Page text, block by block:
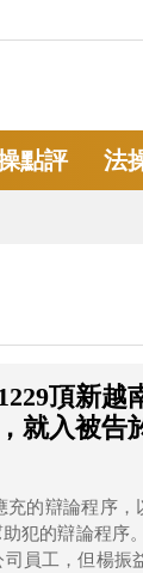
點評 法
頂新
就入被告
的辯論程序
始，由李慶義檢察官論告，李
員工，但楊振